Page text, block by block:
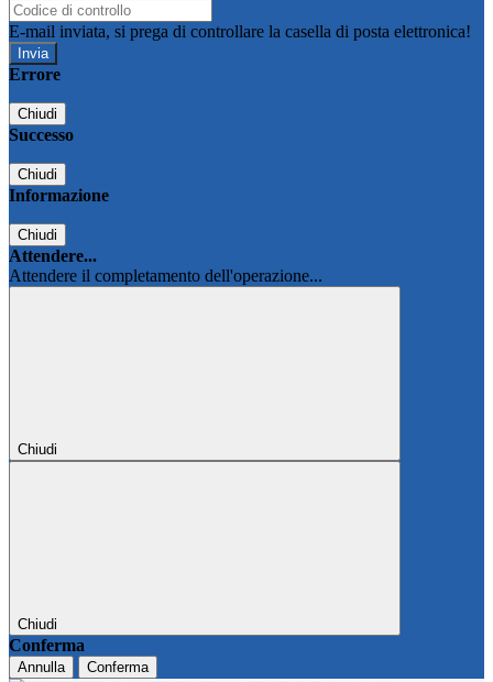
E-mail inviata, si prega di controllare la casella di posta elettronica!
Errore
Chiudi
Successo
Chiudi
Informazione
Chiudi
Attendere...
Attendere il completamento dell'operazione...
Chiudi
Chiudi
Conferma
Annulla Conferma